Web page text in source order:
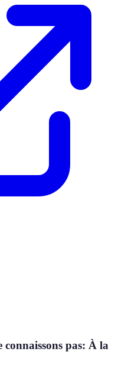
connaissons pas: À la